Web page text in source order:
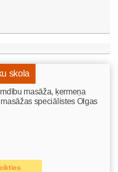
skola
masāža, ķermeņa
speciālistes Olgas